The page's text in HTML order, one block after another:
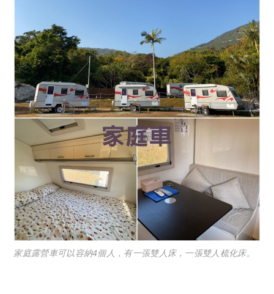
家庭露營車可以容納4個人，有一張雙人床，一張雙人梳化床。